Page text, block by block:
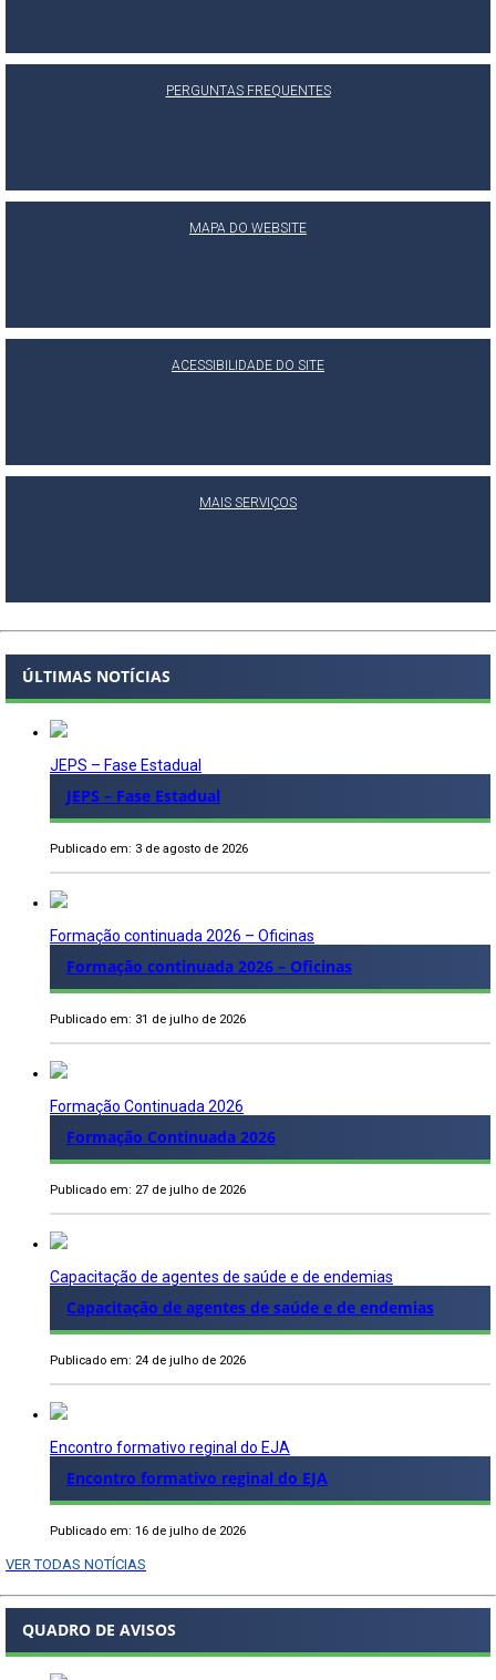
PERGUNTAS FREQUENTES
MAPA DO WEBSITE
ACESSIBILIDADE DO SITE
MAIS SERVIÇOS
ÚLTIMAS NOTÍCIAS
JEPS – Fase Estadual
JEPS – Fase Estadual
Publicado em: 3 de agosto de 2026
Formação continuada 2026 – Oficinas
Formação continuada 2026 – Oficinas
Publicado em: 31 de julho de 2026
Formação Continuada 2026
Formação Continuada 2026
Publicado em: 27 de julho de 2026
Capacitação de agentes de saúde e de endemias
Capacitação de agentes de saúde e de endemias
Publicado em: 24 de julho de 2026
Encontro formativo reginal do EJA
Encontro formativo reginal do EJA
Publicado em: 16 de julho de 2026
VER TODAS NOTÍCIAS
QUADRO DE AVISOS